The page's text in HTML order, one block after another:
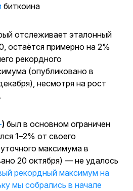
биткоина
отслеживает эталонный
остаётся примерно на 2%
рекордного
(опубликовано в
несмотря на рост
) был в основном ограничен
1–2% от своего
максимума в
20 октября) — не удалось
рекордный максимум на
мы собрались в начале